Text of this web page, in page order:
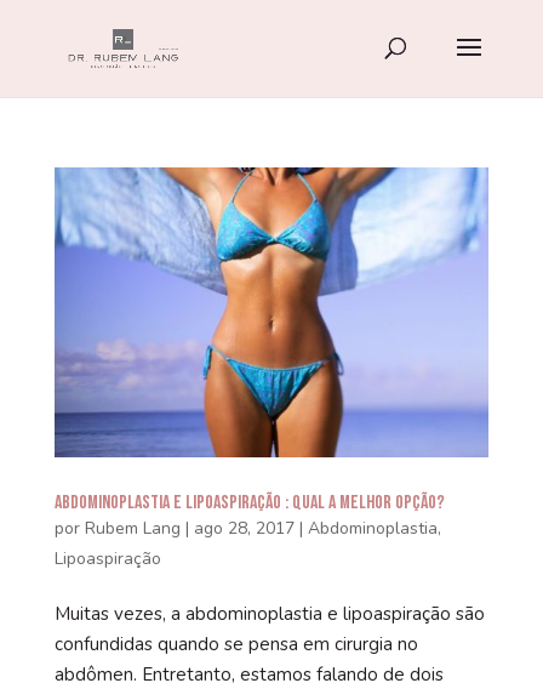
Abdominoplastia e Lipoaspiração : Qual a melhor opção?
por Rubem Lang | ago 28, 2017| Abdominoplastia,
Lipoaspiração
Muitas vezes, a abdominoplastia e lipoaspiração são
confundidas quando se pensa em cirurgia no
abdômen. Entretanto, estamos falando de dois